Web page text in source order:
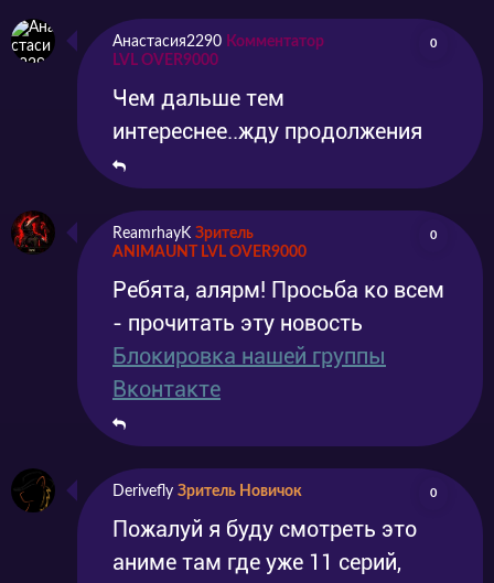
Серия 10
2018-11-07
Серия 11
Анастасия2290 Комментатор
LVL OVER9000
0
Чем дальше тем
интереснее..жду продолжения
ReamrhayK Зритель
ANIMAUNT LVL OVER9000
0
Ребята, алярм! Просьба ко всем
- прочитать эту новость
Блокировка нашей группы
Вконтакте
Derivefly Зритель Новичок 0
Пожалуй я буду смотреть это
аниме там где уже 11 серий,